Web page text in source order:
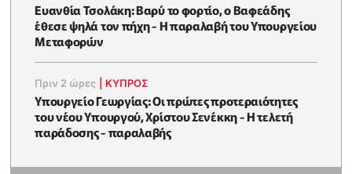
Ευανθία Τσολάκη: Βαρύ το φορτίο, ο Βαφεάδης
έθεσε ψηλά τον πήχη - Η παραλαβή του Υπουργείου
Μεταφορών
Πριν 2 ώρες ΚΥΠΡΟΣ
Υπουργείο Γεωργίας: Οι πρώτες προτεραιότητες
του νέου Υπουργού, Χρίστου Σενέκκη - Η τελετή
παράδοσης - παραλαβής